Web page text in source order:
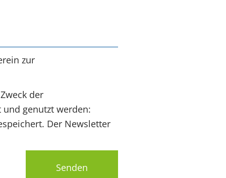
zur
der
genutzt werden:
Der Newsletter
Senden